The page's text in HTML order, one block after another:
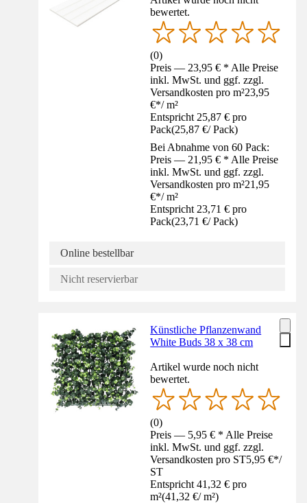
bewertet.
(0)
Preis — 23,95 € * Alle Preise
inkl. MwSt. und ggf. zzgl.
Versandkosten pro m²23,95
€*/ m²
Entspricht 25,87 € pro
Pack(25,87 €/ Pack)
Bei Abnahme von 60 Pack:
Preis — 21,95 € * Alle Preise
inkl. MwSt. und ggf. zzgl.
Versandkosten pro m²21,95
€*/ m²
Entspricht 23,71 € pro
Pack(23,71 €/ Pack)
Online bestellbar
Nicht reservierbar
Künstliche Pflanzenwand
White Buds 38 x 38 cm
Artikel wurde noch nicht
bewertet.
(0)
Preis — 5,95 € * Alle Preise
inkl. MwSt. und ggf. zzgl.
Versandkosten pro ST5,95 €*/
ST
Entspricht 41,32 € pro
m²(41,32 €/ m²)